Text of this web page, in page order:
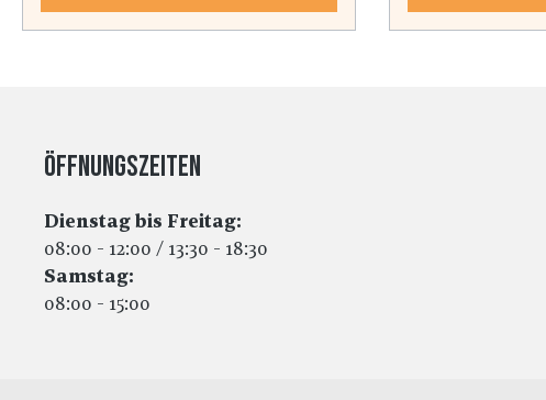
Öffnungszeiten
Dienstag bis Freitag:
08:00 - 12:00 / 13:30 - 18:30
Samstag:
08:00 - 15:00